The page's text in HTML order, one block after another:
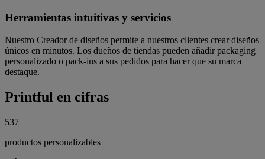
Herramientas intuitivas y servicios
Nuestro Creador de diseños permite a nuestros clientes crear diseños
únicos en minutos. Los dueños de tiendas pueden añadir packaging
personalizado o pack-ins a sus pedidos para hacer que su marca
destaque.
Printful en cifras
537
productos personalizables